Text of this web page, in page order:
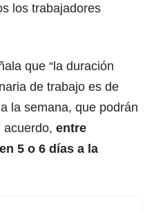
los trabajadores
que “la duración
de trabajo es de
la semana, que podrán
acuerdo, entre
5 o 6 días a la